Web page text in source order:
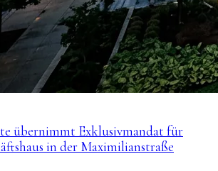
übernimmt Exklusivmandat für
in der Maximilianstraße